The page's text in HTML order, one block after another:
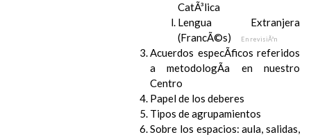
CatÃ³lica
Lengua Extranjera
(FrancÃ©s)
En revisiÃ³n
Acuerdos especÃ­ficos referidos
a metodologÃ­a en nuestro
Centro
Papel de los deberes
Tipos de agrupamientos
Sobre los espacios: aula, salidas,